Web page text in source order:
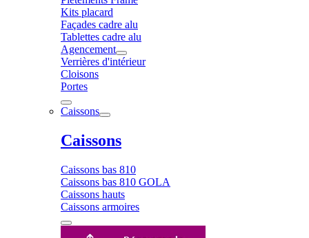
Kits placard
Façades cadre alu
Tablettes cadre alu
Agencement
Verrières d'intérieur
Cloisons
Portes
Caissons
Caissons
Caissons bas 810
Caissons bas 810 GOLA
Caissons hauts
Caissons armoires